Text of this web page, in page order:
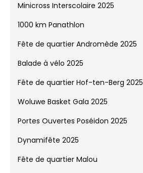
Minicross Interscolaire 2025
1000 km Panathlon
Fête de quartier Andromède 2025
Balade à vélo 2025
Fête de quartier Hof-ten-Berg 2025
Woluwe Basket Gala 2025
Portes Ouvertes Poséidon 2025
Dynamifête 2025
Fête de quartier Malou